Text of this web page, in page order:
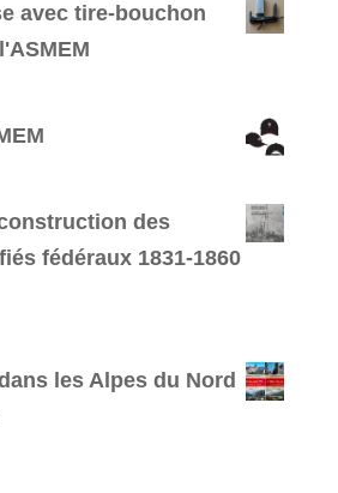
avec tire-bouchon
des
fédéraux 1831-1860
les Alpes du Nord